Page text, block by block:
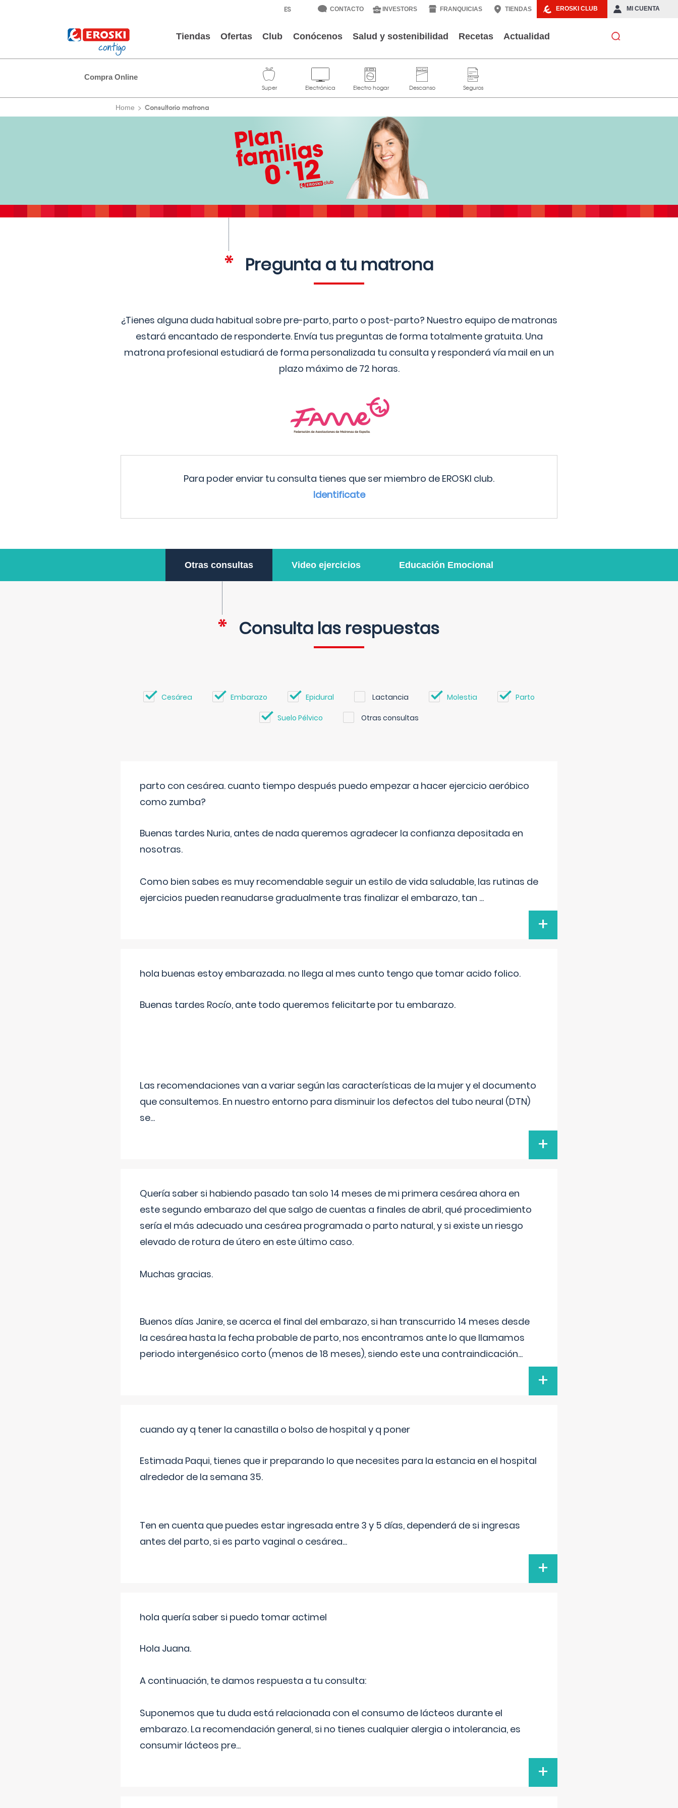
EROSKI CLUB MI CUENTA
CONTACTO INVESTORS FRANQUICIAS TIENDAS
Tiendas Ofertas Club Conócenos Salud y sostenibilidad Recetas Actualidad
Compra Online
Home Consultorio matrona
Pregunta a tu matrona
¿Tienes alguna duda habitual sobre pre-parto, parto o post-parto? Nuestro equipo de matronas
estará encantado de responderte. Envía tus preguntas de forma totalmente gratuita. Una
matrona profesional estudiará de forma personalizada tu consulta y responderá vía mail en un
plazo máximo de 72 horas.
Para poder enviar tu consulta tienes que ser miembro de EROSKI club.
Identificate
Otras consultas Video ejercicios Educación Emocional
Consulta las respuestas
Cesárea Embarazo Epidural Lactancia Molestia Parto
Suelo Pélvico Otras consultas
parto con cesárea. cuanto tiempo después puedo empezar a hacer ejercicio aeróbico
como zumba?
Buenas tardes Nuria, antes de nada queremos agradecer la confianza depositada en
nosotras.
Como bien sabes es muy recomendable seguir un estilo de vida saludable, las rutinas de
ejercicios pueden reanudarse gradualmente tras finalizar el embarazo, tan ...
+
hola buenas estoy embarazada. no llega al mes cunto tengo que tomar acido folico.
Buenas tardes Rocío, ante todo queremos felicitarte por tu embarazo.
Las recomendaciones van a variar según las características de la mujer y el documento
que consultemos. En nuestro entorno para disminuir los defectos del tubo neural (DTN)
se...
+
Quería saber si habiendo pasado tan solo 14 meses de mi primera cesárea ahora en
este segundo embarazo del que salgo de cuentas a finales de abril, qué procedimiento
sería el más adecuado una cesárea programada o parto natural, y si existe un riesgo
elevado de rotura de útero en este último caso.
Muchas gracias.
Buenos días Janire, se acerca el final del embarazo, si han transcurrido 14 meses desde
la cesárea hasta la fecha probable de parto, nos encontramos ante lo que llamamos
periodo intergenésico corto (menos de 18 meses), siendo este una contraindicación...
+
cuando ay q tener la canastilla o bolso de hospital y q poner
Estimada Paqui, tienes que ir preparando lo que necesites para la estancia en el hospital
alrededor de la semana 35.
Ten en cuenta que puedes estar ingresada entre 3 y 5 días, dependerá de si ingresas
antes del parto, si es parto vaginal o cesárea...
+
hola quería saber si puedo tomar actimel
Hola Juana.
A continuación, te damos respuesta a tu consulta:
Suponemos que tu duda está relacionada con el consumo de lácteos durante el
embarazo. La recomendación general, si no tienes cualquier alergia o intolerancia, es
consumir lácteos pre...
+